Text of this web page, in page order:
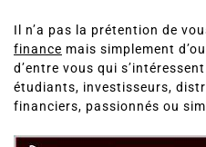
Il n’a pas la prétention de
finance mais simplement
d’entre vous qui
étudiants, investisseurs,
financiers, passionnés ou